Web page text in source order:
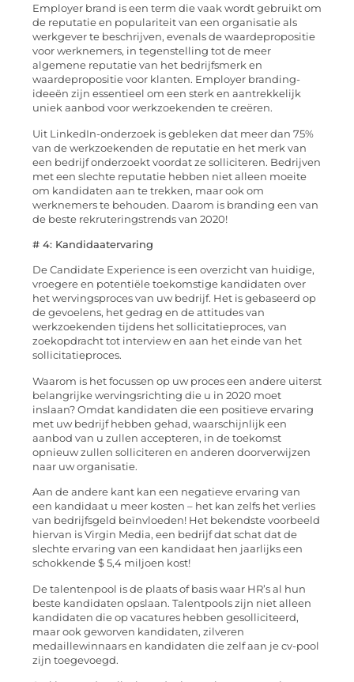
Employer brand is een term die vaak wordt gebruikt om
de reputatie en populariteit van een organisatie als
werkgever te beschrijven, evenals de waardepropositie
voor werknemers, in tegenstelling tot de meer
algemene reputatie van het bedrijfsmerk en
waardepropositie voor klanten. Employer branding-
ideeën zijn essentieel om een ​​sterk en aantrekkelijk
uniek aanbod voor werkzoekenden te creëren.
Uit LinkedIn-onderzoek is gebleken dat meer dan 75%
van de werkzoekenden de reputatie en het merk van
een bedrijf onderzoekt voordat ze solliciteren. Bedrijven
met een slechte reputatie hebben niet alleen moeite
om kandidaten aan te trekken, maar ook om
werknemers te behouden. Daarom is branding een van
de beste rekruteringstrends van 2020!
# 4: Kandidaatervaring
De Candidate Experience is een overzicht van huidige,
vroegere en potentiële toekomstige kandidaten over
het wervingsproces van uw bedrijf. Het is gebaseerd op
de gevoelens, het gedrag en de attitudes van
werkzoekenden tijdens het sollicitatieproces, van
zoekopdracht tot interview en aan het einde van het
sollicitatieproces.
Waarom is het focussen op uw proces een andere uiterst
belangrijke wervingsrichting die u in 2020 moet
inslaan? Omdat kandidaten die een positieve ervaring
met uw bedrijf hebben gehad, waarschijnlijk een
aanbod van u zullen accepteren, in de toekomst
opnieuw zullen solliciteren en anderen doorverwijzen
naar uw organisatie.
Aan de andere kant kan een negatieve ervaring van
een kandidaat u meer kosten – het kan zelfs het verlies
van bedrijfsgeld beïnvloeden! Het bekendste voorbeeld
hiervan is Virgin Media, een bedrijf dat schat dat de
slechte ervaring van een kandidaat hen jaarlijks een
schokkende $ 5,4 miljoen kost!
De talentenpool is de plaats of basis waar HR’s al hun
beste kandidaten opslaan. Talentpools zijn niet alleen
kandidaten die op vacatures hebben gesolliciteerd,
maar ook geworven kandidaten, zilveren
medaillewinnaars en kandidaten die zelf aan je cv-pool
zijn toegevoegd.